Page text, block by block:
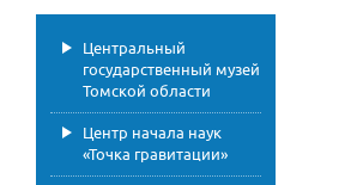
Центральный
государственный музей
Томской области
Центр начала наук
«Точка гравитации»